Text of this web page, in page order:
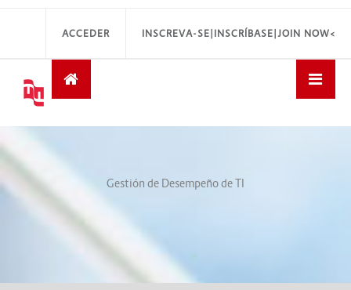
INSCREVA-SE|INSCRÍBASE|JOIN NOW<
ACCEDER
Gestión de Desempeño de TI